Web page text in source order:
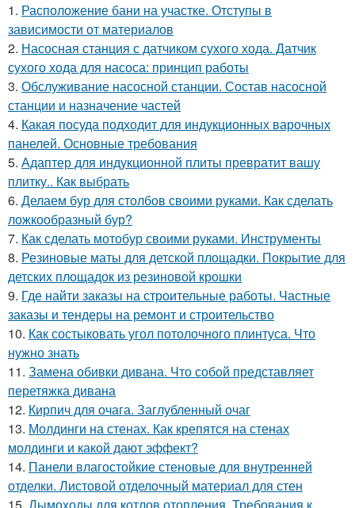
1. Расположение бани на участке. Отступы в
зависимости от материалов
2. Насосная станция с датчиком сухого хода. Датчик
сухого хода для насоса: принцип работы
3. Обслуживание насосной станции. Состав насосной
станции и назначение частей
4. Какая посуда подходит для индукционных варочных
панелей. Основные требования
5. Адаптер для индукционной плиты превратит вашу
плитку.. Как выбрать
6. Делаем бур для столбов своими руками. Как сделать
ложкообразный бур?
7. Как сделать мотобур своими руками. Инструменты
8. Резиновые маты для детской площадки. Покрытие для
детских площадок из резиновой крошки
9. Где найти заказы на строительные работы. Частные
заказы и тендеры на ремонт и строительство
10. Как состыковать угол потолочного плинтуса. Что
нужно знать
11. Замена обивки дивана. Что собой представляет
перетяжка дивана
12. Кирпич для очага. Заглубленный очаг
13. Молдинги на стенах. Как крепятся на стенах
молдинги и какой дают эффект?
14. Панели влагостойкие стеновые для внутренней
отделки. Листовой отделочный материал для стен